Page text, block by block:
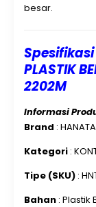
besar.
Spesifikasi
PLASTIK
2202M
Informasi
Brand : HANATA
Kategori:
Tipe (SKU):
Bahan: Plastik